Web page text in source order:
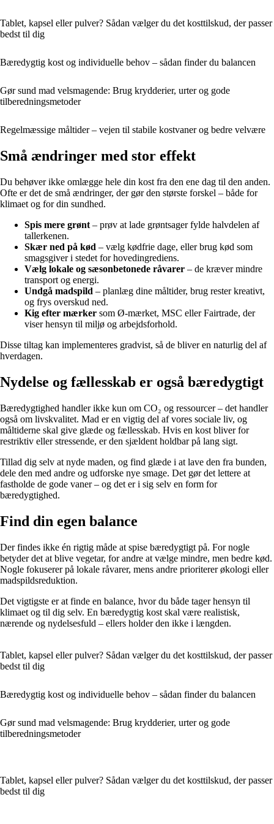
Tablet, kapsel eller pulver? Sådan vælger du det kosttilskud, der passer
bedst til dig
Bæredygtig kost og individuelle behov – sådan finder du balancen
Gør sund mad velsmagende: Brug krydderier, urter og gode
tilberedningsmetoder
Regelmæssige måltider – vejen til stabile kostvaner og bedre velvære
Små ændringer med stor effekt
Du behøver ikke omlægge hele din kost fra den ene dag til den anden.
Ofte er det de små ændringer, der gør den største forskel – både for
klimaet og for din sundhed.
Spis mere grønt – prøv at lade grøntsager fylde halvdelen af
tallerkenen.
Skær ned på kød – vælg kødfrie dage, eller brug kød som
smagsgiver i stedet for hovedingrediens.
Vælg lokale og sæsonbetonede råvarer – de kræver mindre
transport og energi.
Undgå madspild – planlæg dine måltider, brug rester kreativt,
og frys overskud ned.
Kig efter mærker som Ø-mærket, MSC eller Fairtrade, der
viser hensyn til miljø og arbejdsforhold.
Disse tiltag kan implementeres gradvist, så de bliver en naturlig del af
hverdagen.
Nydelse og fællesskab er også bæredygtigt
Bæredygtighed handler ikke kun om CO₂ og ressourcer – det handler
også om livskvalitet. Mad er en vigtig del af vores sociale liv, og
måltiderne skal give glæde og fællesskab. Hvis en kost bliver for
restriktiv eller stressende, er den sjældent holdbar på lang sigt.
Tillad dig selv at nyde maden, og find glæde i at lave den fra bunden,
dele den med andre og udforske nye smage. Det gør det lettere at
fastholde de gode vaner – og det er i sig selv en form for
bæredygtighed.
Find din egen balance
Der findes ikke én rigtig måde at spise bæredygtigt på. For nogle
betyder det at blive vegetar, for andre at vælge mindre, men bedre kød.
Nogle fokuserer på lokale råvarer, mens andre prioriterer økologi eller
madspildsreduktion.
Det vigtigste er at finde en balance, hvor du både tager hensyn til
klimaet og til dig selv. En bæredygtig kost skal være realistisk,
nærende og nydelsesfuld – ellers holder den ikke i længden.
Tablet, kapsel eller pulver? Sådan vælger du det kosttilskud, der passer
bedst til dig
Bæredygtig kost og individuelle behov – sådan finder du balancen
Gør sund mad velsmagende: Brug krydderier, urter og gode
tilberedningsmetoder
Tablet, kapsel eller pulver? Sådan vælger du det kosttilskud, der passer
bedst til dig